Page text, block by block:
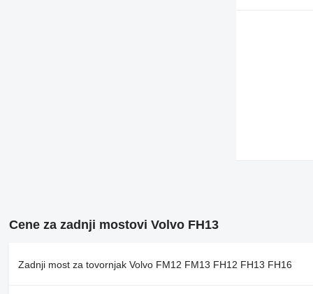
Cene za zadnji mostovi Volvo FH13
Zadnji most za tovornjak Volvo FM12 FM13 FH12 FH13 FH16